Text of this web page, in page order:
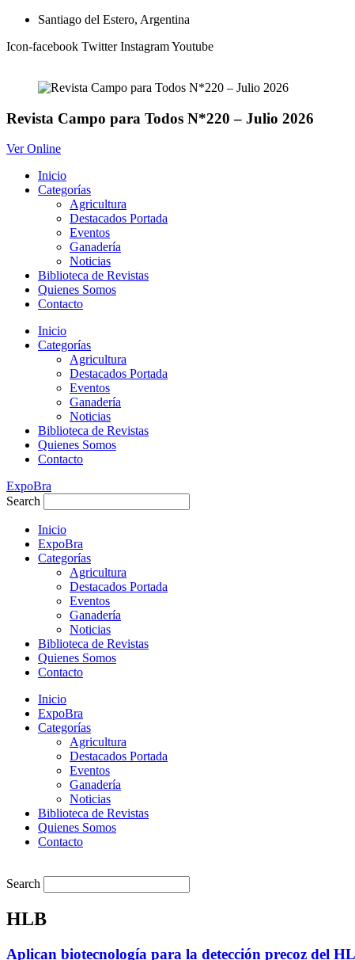
contenido
Santiago del Estero, Argentina
Icon-facebook Twitter InstagramYoutube
Revista Campo para Todos N*220 – Julio 2026
Ver Online
Inicio
Categorías
Agricultura
Destacados Portada
Eventos
Ganadería
Noticias
Biblioteca de Revistas
Quienes Somos
Contacto
Inicio
Categorías
Agricultura
Destacados Portada
Eventos
Ganadería
Noticias
Biblioteca de Revistas
Quienes Somos
Contacto
ExpoBra
Search
Inicio
ExpoBra
Categorías
Agricultura
Destacados Portada
Eventos
Ganadería
Noticias
Biblioteca de Revistas
Quienes Somos
Contacto
Inicio
ExpoBra
Categorías
Agricultura
Destacados Portada
Eventos
Ganadería
Noticias
Biblioteca de Revistas
Quienes Somos
Contacto
Search
HLB
Aplican biotecnología para la detección precoz del